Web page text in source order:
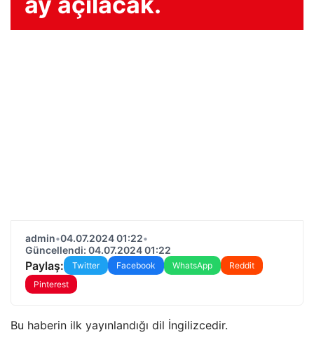
admin•04.07.2024 01:22•
Güncellendi: 04.07.2024 01:22
Paylaş: Twitter Facebook WhatsApp
Reddit
Pinterest
Bu haberin ilk yayınlandığı dil İngilizcedir.